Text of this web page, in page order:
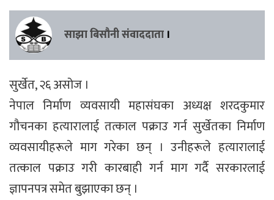
साझा बिसौनी संवाददाता ।
सुर्खेत, २६ असोज ।
नेपाल निर्माण व्यवसायी महासंघका अध्यक्ष शरदकुमार
गौचनका हत्यारालाई तत्काल पक्राउ गर्न सुर्खेतका निर्माण
व्यवसायीहरूले माग गरेका छन् । उनीहरूले हत्यारालाई
तत्काल पक्राउ गरी कारबाही गर्न माग गर्दै सरकारलाई
ज्ञापनपत्र समेत बुझाएका छन् ।